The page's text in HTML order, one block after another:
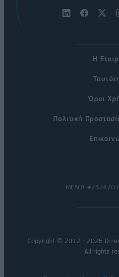
Η
Όροι
Πολιτική
ΜΕΛΟΣ #232470
Copyright © 2012 - 2026
All rights